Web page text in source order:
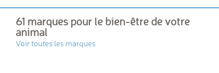
61 marques pour le bien-être de votre
animal
Voir toutes les marques